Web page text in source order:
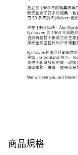
商品規格